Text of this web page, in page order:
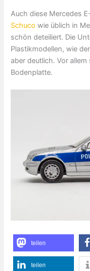
Auch diese Mercedes
Schuco wie üblich in
schön deteiliert. Die
Plastikmodellen, wie
aber deutlich. Vor
Bodenplatte.
teilen
teilen